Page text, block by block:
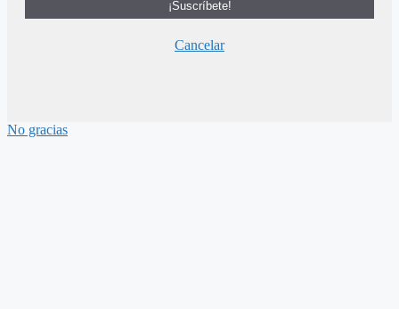
Cancelar
No gracias